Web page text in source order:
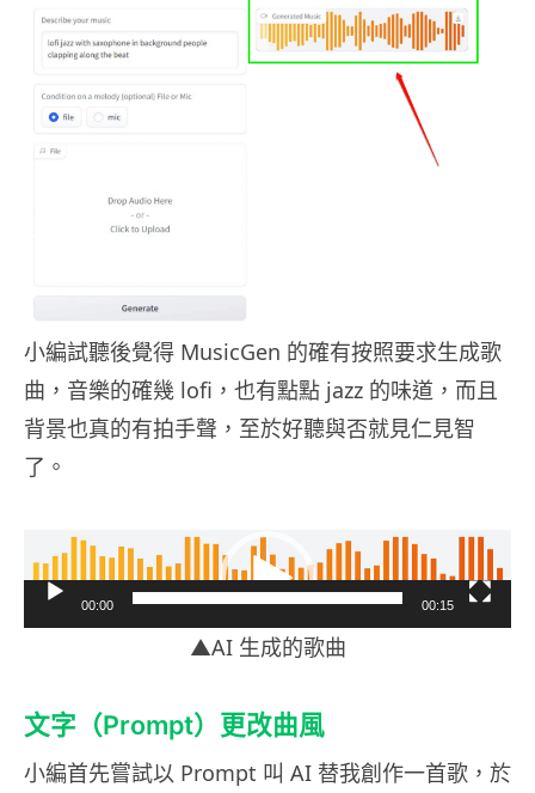
小編試聽後覺得 MusicGen 的確有按照要求生成歌
曲，音樂的確幾 lofi，也有點點 jazz 的味道，而且
背景也真的有拍手聲，至於好聽與否就見仁見智
了。
訊
播
00:00 00:15
▲AI 生成的歌曲
文字（Prompt）更改曲風
小編首先嘗試以 Prompt 叫 AI 替我創作一首歌，於